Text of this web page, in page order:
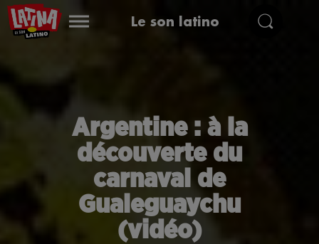
Le son latino
Argentine : à la
découverte du
carnaval de
Gualeguaychu
(vidéo)